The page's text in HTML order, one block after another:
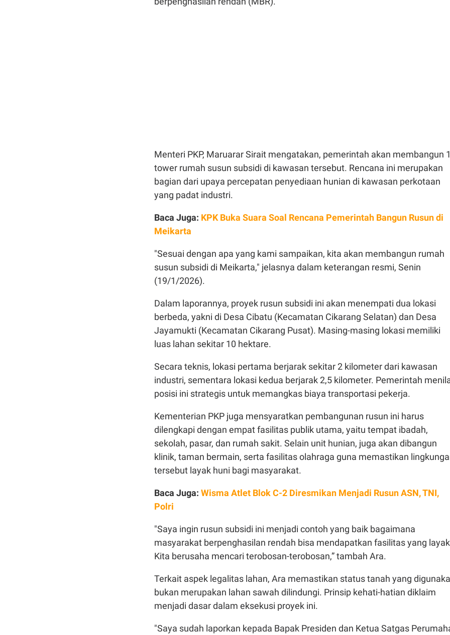
Menteri PKP, Maruarar Sirait mengatakan, pemerintah akan membangun
tower rumah susun subsidi di kawasan tersebut. Rencana ini merupakan
bagian dari upaya percepatan penyediaan hunian di kawasan perkotaan
yang padat industri.
Baca Juga: KPK Buka Suara Soal Rencana Pemerintah Bangun Rusun di
Meikarta
"Sesuai dengan apa yang kami sampaikan, kita akan membangun rumah
susun subsidi di Meikarta," jelasnya dalam keterangan resmi, Senin
(19/1/2026).
Dalam laporannya, proyek rusun subsidi ini akan menempati dua lokasi
berbeda, yakni di Desa Cibatu (Kecamatan Cikarang Selatan) dan Desa
Jayamukti (Kecamatan Cikarang Pusat). Masing-masing lokasi memiliki
luas lahan sekitar 10 hektare.
Secara teknis, lokasi pertama berjarak sekitar 2 kilometer dari kawasan
industri, sementara lokasi kedua berjarak 2,5 kilometer. Pemerintah
posisi ini strategis untuk memangkas biaya transportasi pekerja.
Kementerian PKP juga mensyaratkan pembangunan rusun ini harus
dilengkapi dengan empat fasilitas publik utama, yaitu tempat ibadah,
sekolah, pasar, dan rumah sakit. Selain unit hunian, juga akan dibangun
klinik, taman bermain, serta fasilitas olahraga guna memastikan
tersebut layak huni bagi masyarakat.
Baca Juga: Wisma Atlet Blok C-2 Diresmikan Menjadi Rusun ASN, TNI,
Polri
"Saya ingin rusun subsidi ini menjadi contoh yang baik bagaimana
masyarakat berpenghasilan rendah bisa mendapatkan fasilitas yang
Kita berusaha mencari terobosan-terobosan,” tambah Ara.
Terkait aspek legalitas lahan, Ara memastikan status tanah yang
bukan merupakan lahan sawah dilindungi. Prinsip kehati-hatian diklaim
menjadi dasar dalam eksekusi proyek ini.
"Saya sudah laporkan kepada Bapak Presiden dan Ketua Satgas